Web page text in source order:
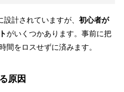
計されていますが、 初心者が
がいくつかあります。事前に把
間をロスせずに済みます。
原因